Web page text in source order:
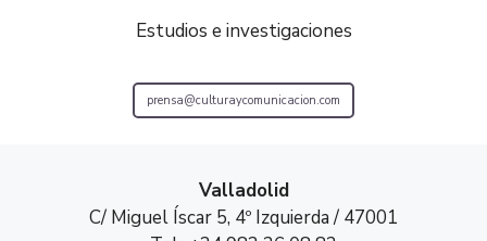
Estudios e investigaciones
prensa@culturaycomunicacion.com
Valladolid
C/ Miguel Íscar 5, 4º Izquierda / 47001